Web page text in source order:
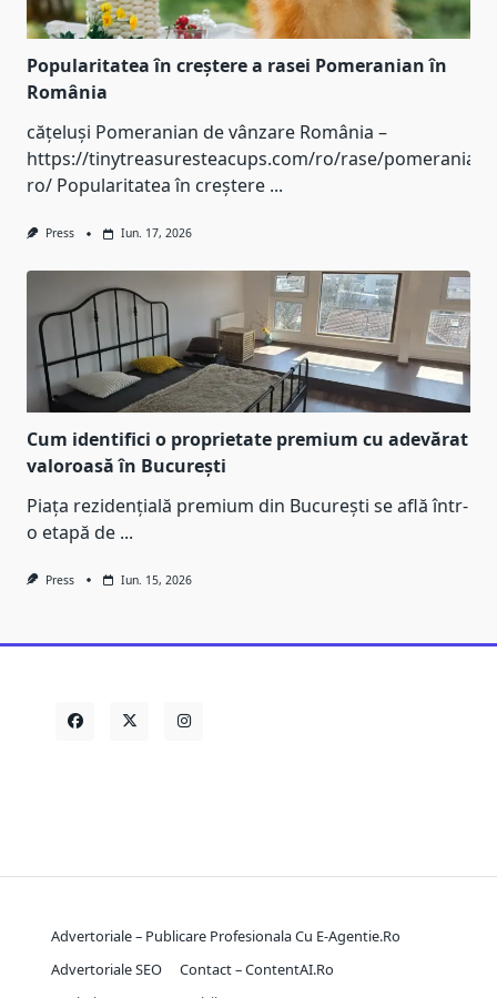
Popularitatea în creștere a rasei Pomeranian în
România
cățeluși Pomeranian de vânzare România –
https://tinytreasuresteacups.com/ro/rase/pomeranian-
ro/ Popularitatea în creștere ...
Press Iun. 17, 2026
Cum identifici o proprietate premium cu adevărat
valoroasă în București
Piața rezidențială premium din București se află într-
o etapă de ...
Press Iun. 15, 2026
Advertoriale – Publicare Profesionala Cu E-Agentie.ro
Advertoriale SEO
Contact – ContentAI.ro